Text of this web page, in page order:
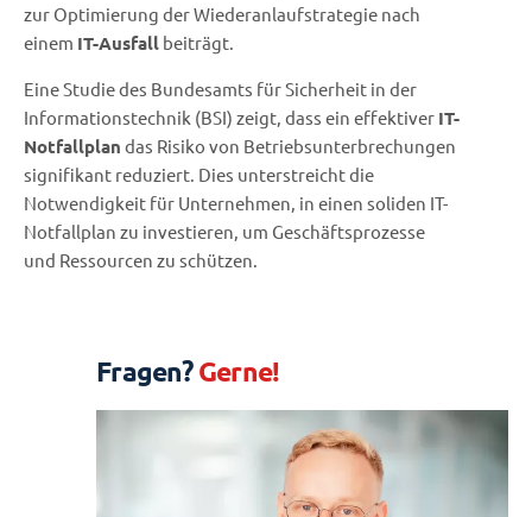
zur Optimierung der Wiederanlaufstrategie nach
einem IT-Ausfall beiträgt.
Eine Studie des Bundesamts für Sicherheit in der
Informationstechnik (BSI) zeigt, dass ein effektiver IT-
Notfallplan das Risiko von Betriebsunterbrechungen
signifikant reduziert. Dies unterstreicht die
Notwendigkeit für Unternehmen, in einen soliden IT-
Notfallplan zu investieren, um Geschäftsprozesse
und Ressourcen zu schützen.
Fragen?Gerne!